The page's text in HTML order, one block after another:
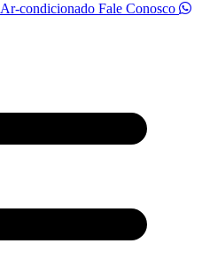
Ar-condicionado Fale Conosco